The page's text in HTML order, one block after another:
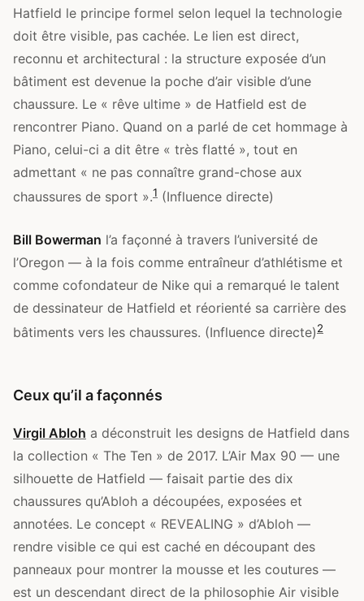
Hatfield le principe formel selon lequel la technologie
doit être visible, pas cachée. Le lien est direct,
reconnu et architectural : la structure exposée d’un
bâtiment est devenue la poche d’air visible d’une
chaussure. Le « rêve ultime » de Hatfield est de
rencontrer Piano. Quand on a parlé de cet hommage à
Piano, celui-ci a dit être « très flatté », tout en
admettant « ne pas connaître grand-chose aux
chaussures de sport ».1 (Influence directe)
Bill Bowerman l’a façonné à travers l’université de
l’Oregon — à la fois comme entraîneur d’athlétisme et
comme cofondateur de Nike qui a remarqué le talent
de dessinateur de Hatfield et réorienté sa carrière des
bâtiments vers les chaussures. (Influence directe)2
Ceux qu’il a façonnés
Virgil Abloh a déconstruit les designs de Hatfield dans
la collection « The Ten » de 2017. L’Air Max 90 — une
silhouette de Hatfield — faisait partie des dix
chaussures qu’Abloh a découpées, exposées et
annotées. Le concept « REVEALING » d’Abloh —
rendre visible ce qui est caché en découpant des
panneaux pour montrer la mousse et les coutures —
est un descendant direct de la philosophie Air visible